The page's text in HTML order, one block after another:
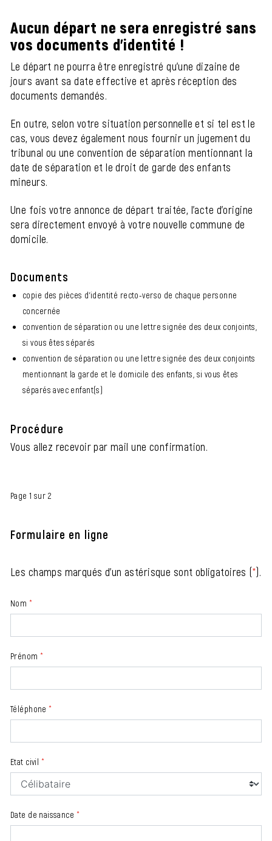
Aucun départ ne sera enregistré sans
vos documents d'identité !
Le départ ne pourra être enregistré qu’une dizaine de
jours avant sa date effective et après réception des
documents demandés.
En outre, selon votre situation personnelle et si tel est le
cas, vous devez également nous fournir un jugement du
tribunal ou une convention de séparation mentionnant la
date de séparation et le droit de garde des enfants
mineurs.
Une fois votre annonce de départ traitée, l'acte d'origine
sera directement envoyé à votre nouvelle commune de
domicile.
Documents
copie des pièces d'identité recto-verso de chaque personne
concernée
convention de séparation ou une lettre signée des deux conjoints,
si vous êtes séparés
convention de séparation ou une lettre signée des deux conjoints
mentionnant la garde et le domicile des enfants, si vous êtes
séparés avec enfant(s)
Procédure
Vous allez recevoir par mail une confirmation.
Page 1 sur 2
Formulaire en ligne
Les champs marqués d'un astérisque sont obligatoires (*).
Nom *
Prénom *
Téléphone*
Etat civil *
Date de naissance *